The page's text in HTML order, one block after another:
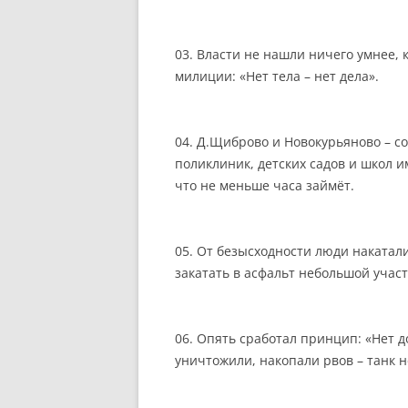
03. Власти не нашли ничего умнее,
милиции: «Нет тела – нет дела».
04. Д.Щиброво и Новокурьяново –
поликлиник, детских садов и школ
что не меньше часа займёт.
05. От безысходности люди
закатать в асфальт небольшой
06. Опять сработал принцип: «Нет
уничтожили, накопали рвов – танк